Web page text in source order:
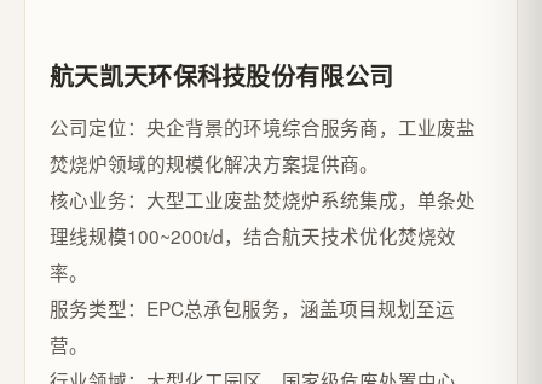
航天凯天环保科技股份有限公司
公司定位：央企背景的环境综合服务商，工业废盐
焚烧炉领域的规模化解决方案提供商。
核心业务：大型工业废盐焚烧炉系统集成，单条处
理线规模100~200t/d，结合航天技术优化焚烧效
率。
服务类型：EPC总承包服务，涵盖项目规划至运
营。